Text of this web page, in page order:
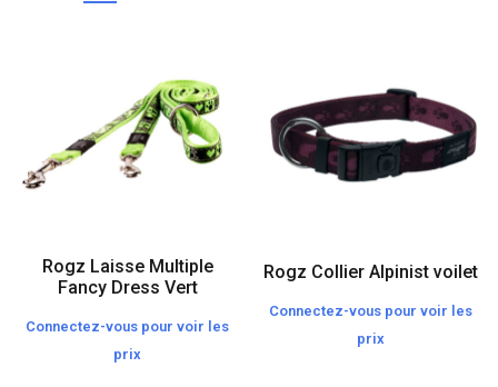
Rogz Laisse Multiple
Fancy Dress Vert
Connectez-vous pour voir les
prix
Rogz Collier Alpinist voilet
Connectez-vous pour voir les
prix